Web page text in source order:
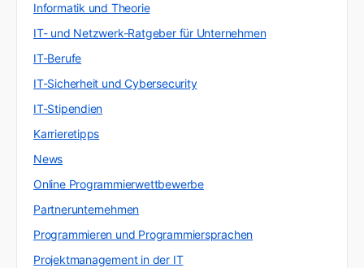
Informatik und Theorie
IT- und Netzwerk-Ratgeber für Unternehmen
IT-Berufe
IT-Sicherheit und Cybersecurity
IT-Stipendien
Karrieretipps
News
Online Programmierwettbewerbe
Partnerunternehmen
Programmieren und Programmiersprachen
Projektmanagement in der IT